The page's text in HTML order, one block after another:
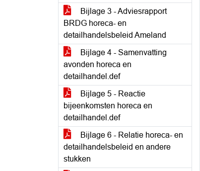
Bijlage 3 - Adviesrapport
BRDG horeca- en
detailhandelsbeleid Ameland
Bijlage 4 - Samenvatting
avonden horeca en
detailhandel.def
Bijlage 5 - Reactie
bijeenkomsten horeca en
detailhandel.def
Bijlage 6 - Relatie horeca- en
detailhandelsbeleid en andere
stukken